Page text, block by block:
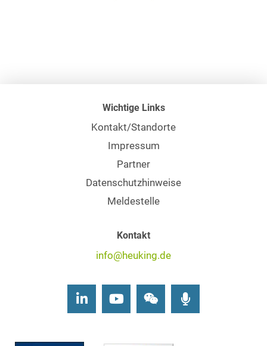
Wichtige Links
Kontakt/Standorte
Impressum
Partner
Datenschutzhinweise
Meldestelle
Kontakt
info@heuking.de
LinkedInYoutubeWechat